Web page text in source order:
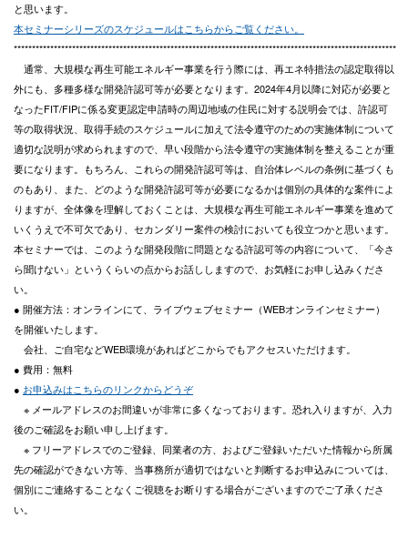
と思います。
本セミナーシリーズのスケジュールはこちらからご覧ください。
*********************************************************************************************************
通常、大規模な再生可能エネルギー事業を行う際には、再エネ特措法の認定取得以
外にも、多種多様な開発許認可等が必要となります。2024年4月以降に対応が必要と
なったFIT/FIPに係る変更認定申請時の周辺地域の住民に対する説明会では、許認可
等の取得状況、取得手続のスケジュールに加えて法令遵守のための実施体制について
適切な説明が求められますので、早い段階から法令遵守の実施体制を整えることが重
要になります。もちろん、これらの開発許認可等は、自治体レベルの条例に基づくも
のもあり、また、どのような開発許認可等が必要になるかは個別の具体的な案件によ
りますが、全体像を理解しておくことは、大規模な再生可能エネルギー事業を進めて
いくうえで不可欠であり、セカンダリー案件の検討においても役立つかと思います。
本セミナーでは、このような開発段階に問題となる許認可等の内容について、「今さ
ら聞けない」というくらいの点からお話ししますので、お気軽にお申し込みくださ
い。
● 開催方法：オンラインにて、ライブウェブセミナー（WEBオンラインセミナー）
を開催いたします。
会社、ご自宅などWEB環境があればどこからでもアクセスいただけます。
● 費用：無料
● お申込みはこちらのリンクからどうぞ
※ メールアドレスのお間違いが非常に多くなっております。恐れ入りますが、入力
後のご確認をお願い申し上げます。
※ フリーアドレスでのご登録、同業者の方、およびご登録いただいた情報から所属
先の確認ができない方等、当事務所が適切ではないと判断するお申込みについては、
個別にご連絡することなくご視聴をお断りする場合がございますのでご了承くださ
い。